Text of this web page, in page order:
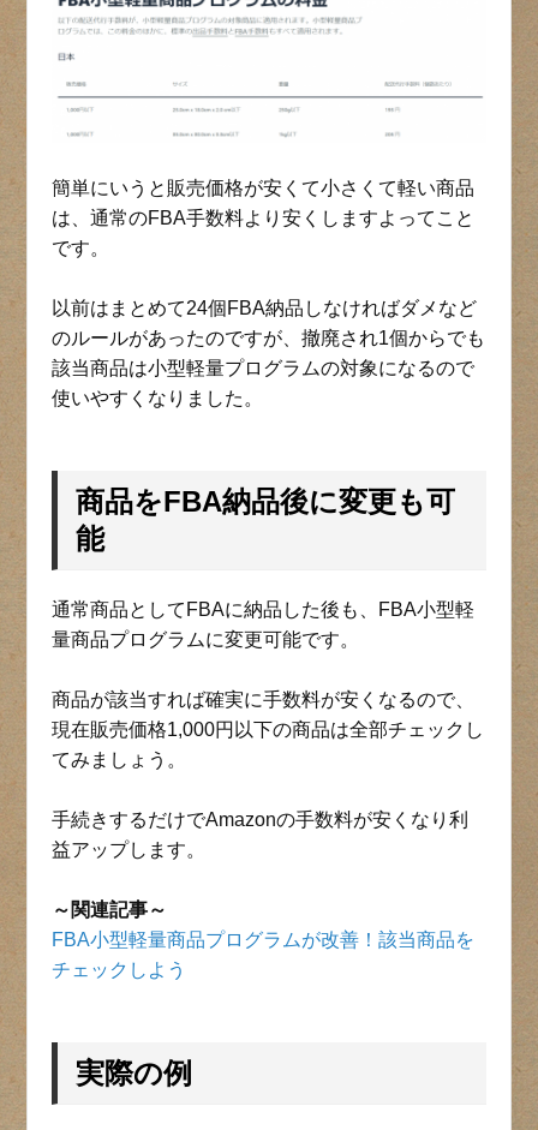
簡単にいうと販売価格が安くて小さくて軽い商品
は、通常のFBA手数料より安くしますよってこと
です。
以前はまとめて24個FBA納品しなければダメなど
のルールがあったのですが、撤廃され1個からでも
該当商品は小型軽量プログラムの対象になるので
使いやすくなりました。
商品をFBA納品後に変更も可
能
通常商品としてFBAに納品した後も、FBA小型軽
量商品プログラムに変更可能です。
商品が該当すれば確実に手数料が安くなるので、
現在販売価格1,000円以下の商品は全部チェックし
てみましょう。
手続きするだけでAmazonの手数料が安くなり利
益アップします。
～関連記事～
FBA小型軽量商品プログラムが改善！該当商品を
チェックしよう
実際の例